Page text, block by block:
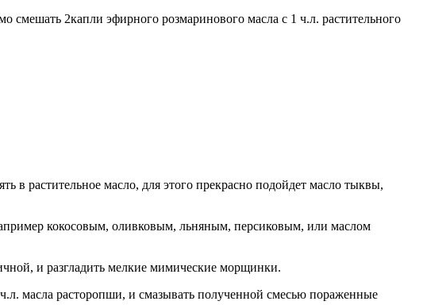
2капли эфирного розмаринового масла с 1 ч.л. растительного
в растительное масло, для этого прекрасно подойдет масло тыквы,
кокосовым, оливковым, льняным, персиковым, или маслом
и разгладить мелкие мимические морщинки.
масла расторопши, и смазывать полученной смесью пораженные